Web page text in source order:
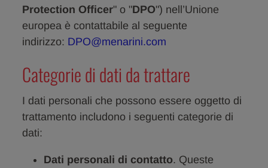
Protection Officer" o "DPO") nell’Unione
europea è contattabile al seguente
indirizzo: DPO@menarini.com
Categorie di dati da trattare
I dati personali che possono essere oggetto di
trattamento includono i seguenti categorie di
dati:
Dati personali di contatto. Queste